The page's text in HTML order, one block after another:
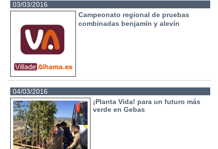
03/03/2016
Campeonato regional de pruebas
combinadas benjamín y alevín
04/03/2016
¡Planta Vida! para un futuro más
verde en Gebas